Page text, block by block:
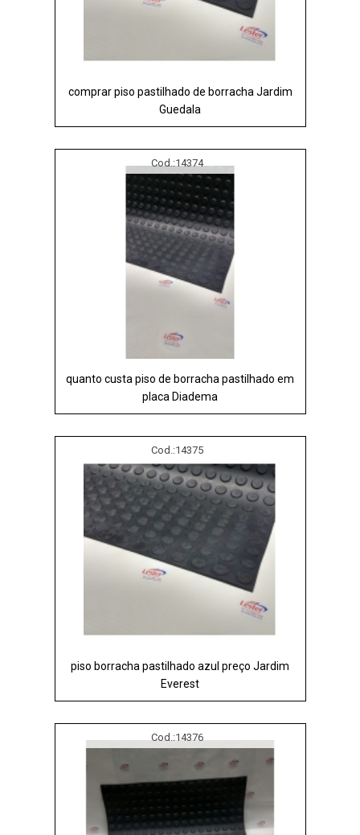
comprar piso pastilhado de borracha Jardim
Guedala
Cod.:14374
quanto custa piso de borracha pastilhado em
placa Diadema
Cod.:14375
piso borracha pastilhado azul preço Jardim
Everest
Cod.:14376